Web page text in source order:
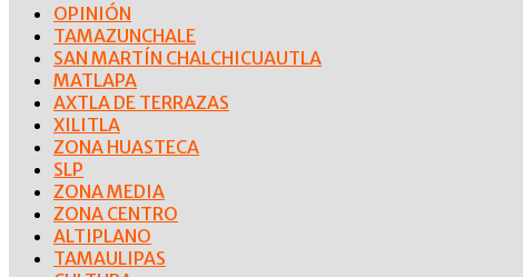
OPINIÓN
TAMAZUNCHALE
SAN MARTÍN CHALCHICUAUTLA
MATLAPA
AXTLA DE TERRAZAS
XILITLA
ZONA HUASTECA
SLP
ZONA MEDIA
ZONA CENTRO
ALTIPLANO
TAMAULIPAS